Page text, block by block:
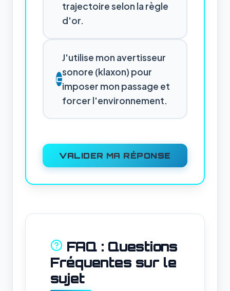
trajectoire selon la règle
d'or.
C
J'utilise mon avertisseur
sonore (klaxon) pour
imposer mon passage et
forcer l'environnement.
VALIDER MA RÉPONSE
FAQ : Questions
Fréquentes sur le
sujet